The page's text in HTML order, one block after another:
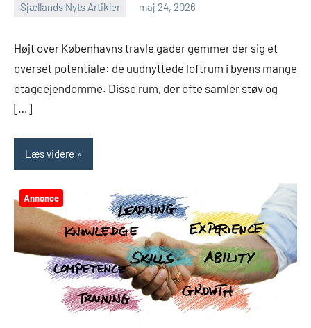
Sjællands Nyts Artikler maj 24, 2026
Højt over Københavns travle gader gemmer der sig et
overset potentiale: de uudnyttede loftrum i byens mange
etageejendomme. Disse rum, der ofte samler støv og
[…]
Læs videre
Annonce